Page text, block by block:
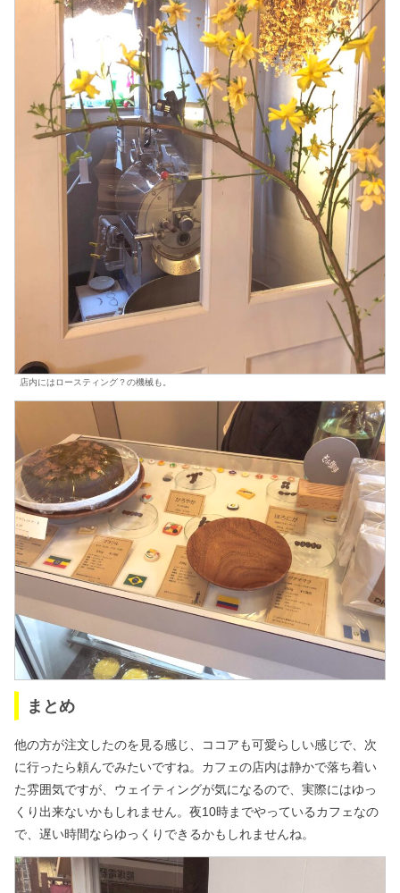
店内にはロースティング？の機械も。
まとめ
他の方が注文したのを見る感じ、ココアも可愛らしい感じで、次
に行ったら頼んでみたいですね。カフェの店内は静かで落ち着い
た雰囲気ですが、ウェイティングが気になるので、実際にはゆっ
くり出来ないかもしれません。夜10時までやっているカフェなの
で、遅い時間ならゆっくりできるかもしれませんね。